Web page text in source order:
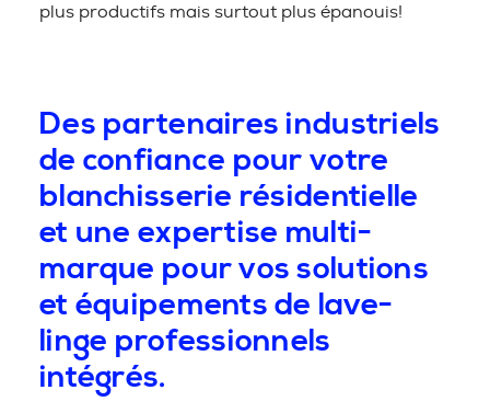
plus productifs mais surtout plus épanouis!
Des partenaires industriels
de confiance pour votre
blanchisserie résidentielle
et une expertise multi-
marque pour vos solutions
et équipements de lave-
linge professionnels
intégrés.